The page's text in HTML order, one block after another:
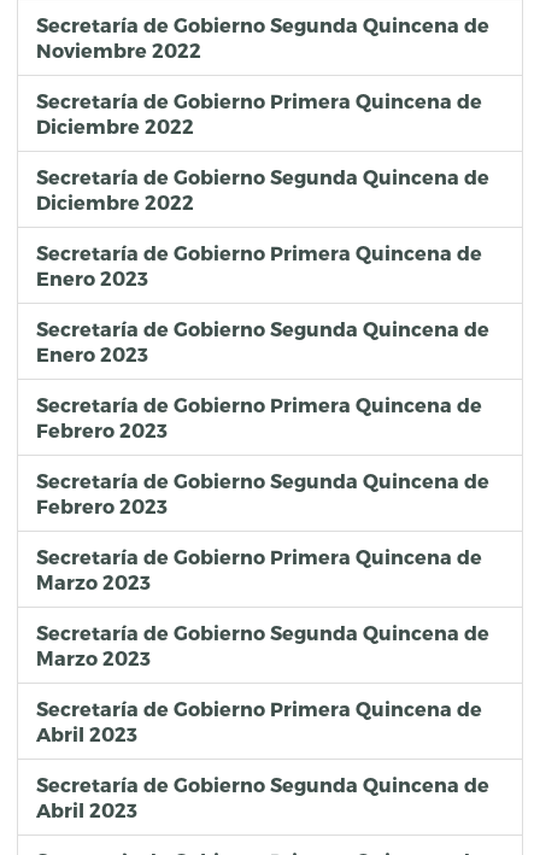
Secretaría de Gobierno Segunda Quincena de
Noviembre 2022
Secretaría de Gobierno Primera Quincena de
Diciembre 2022
Secretaría de Gobierno Segunda Quincena de
Diciembre 2022
Secretaría de Gobierno Primera Quincena de
Enero 2023
Secretaría de Gobierno Segunda Quincena de
Enero 2023
Secretaría de Gobierno Primera Quincena de
Febrero 2023
Secretaría de Gobierno Segunda Quincena de
Febrero 2023
Secretaría de Gobierno Primera Quincena de
Marzo 2023
Secretaría de Gobierno Segunda Quincena de
Marzo 2023
Secretaría de Gobierno Primera Quincena de
Abril 2023
Secretaría de Gobierno Segunda Quincena de
Abril 2023